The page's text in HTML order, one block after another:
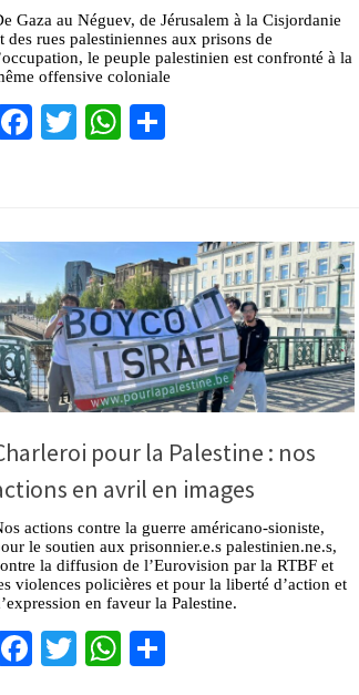
Gaza au Néguev, de Jérusalem à la Cisjordanie
des rues palestiniennes aux prisons de
le peuple palestinien est confronté à la
offensive coloniale
Facebook
TwitterWhatsApp
pour la Palestine : nos
en avril en images
actions contre la guerre américano-sioniste,
le soutien aux prisonnier.e.s palestinien.ne.s,
la diffusion de l’Eurovision par la RTBF et
violences policières et pour la liberté d’action et
en faveur la Palestine.
Facebook
TwitterWhatsApp